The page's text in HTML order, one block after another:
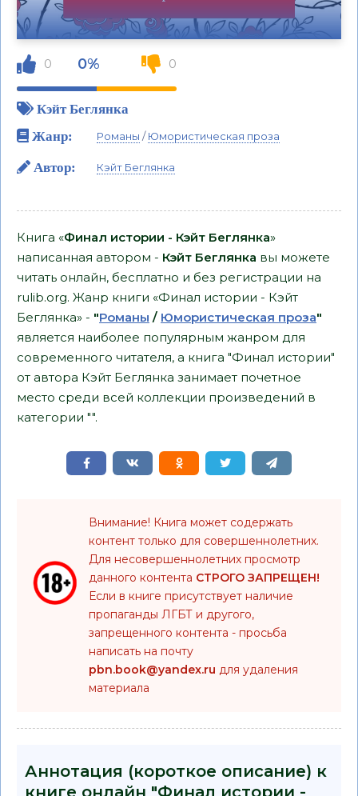
0 0% 0
Кэйт Беглянка
Жанр:
Романы /Юмористическая проза
Автор: Кэйт Беглянка
Книга «Финал истории - Кэйт Беглянка»
написанная автором - Кэйт Беглянка вы можете
читать онлайн, бесплатно и без регистрации на
rulib.org. Жанр книги «Финал истории - Кэйт
Беглянка» - "Романы / Юмористическая проза"
является наиболее популярным жанром для
современного читателя, а книга "Финал истории"
от автора Кэйт Беглянка занимает почетное
место среди всей коллекции произведений в
категории "".
Внимание! Книга может содержать
контент только для совершеннолетних.
Для несовершеннолетних просмотр
данного контента СТРОГО ЗАПРЕЩЕН!
Если в книге присутствует наличие
пропаганды ЛГБТ и другого,
запрещенного контента - просьба
написать на почту
pbn.book@yandex.ru для удаления
материала
Аннотация (короткое описание) к
книге онлайн "Финал истории -